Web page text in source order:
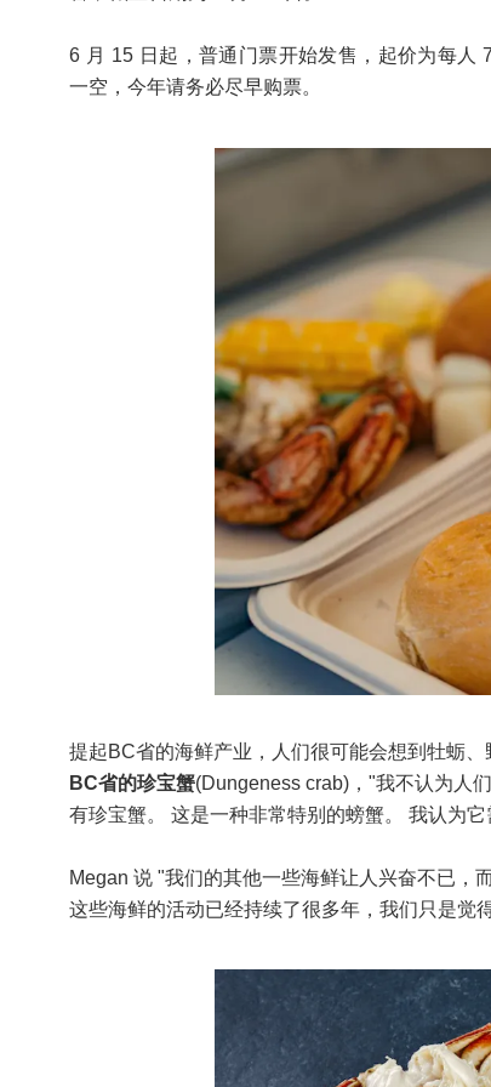
6 月 15 日起，普通门票开始发售，起价为每人
一空，今年请务必尽早购票。
提起BC省的海鲜产业，人们很可能会想到牡蛎
BC省的珍宝蟹(Dungeness crab)，"我不认为人
有珍宝蟹。 这是一种非常特别的螃蟹。 我认为它
Megan 说 "我们的其他一些海鲜让人兴奋不已，
这些海鲜的活动已经持续了很多年，我们只是觉